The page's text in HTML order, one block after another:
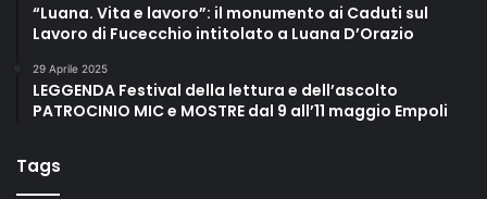
“Luana. Vita e lavoro”: il monumento ai Caduti sul
Lavoro di Fucecchio intitolato a Luana D’Orazio
29 Aprile 2025
LEGGENDA Festival della lettura e dell’ascolto
PATROCINIO MIC e MOSTRE dal 9 all’11 maggio Empoli
Tags